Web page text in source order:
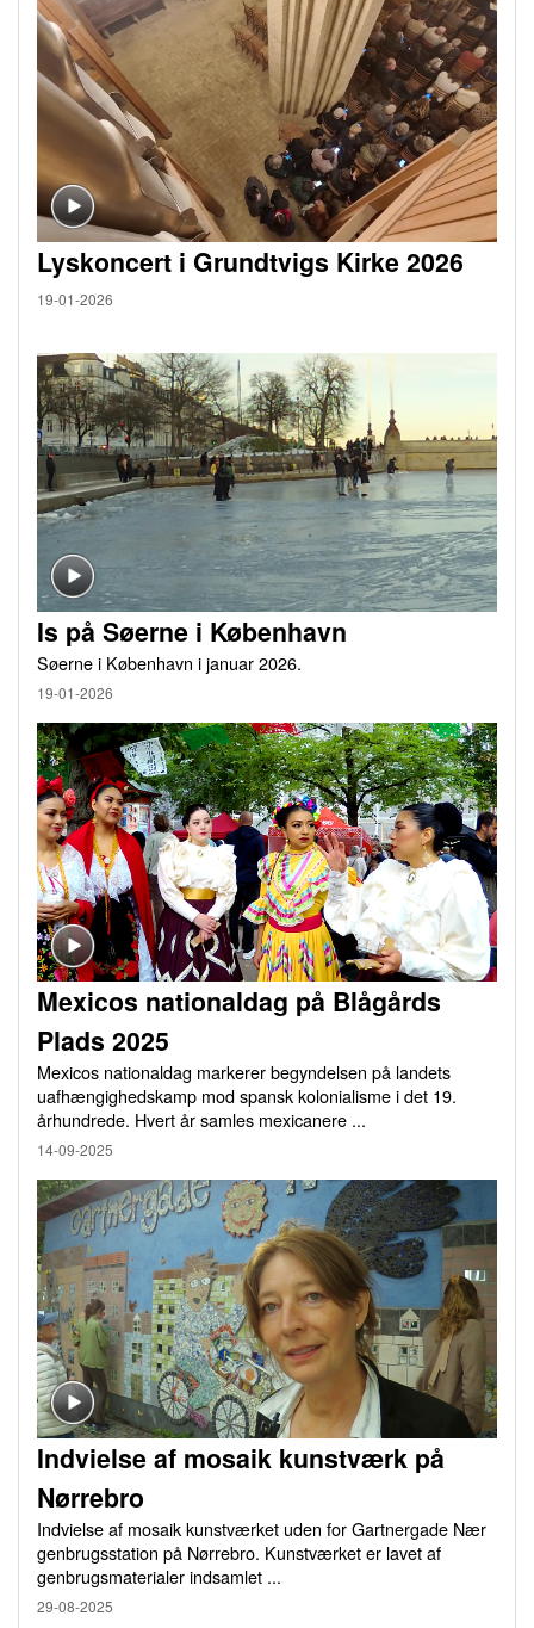
Lyskoncert i Grundtvigs Kirke 2026
19-01-2026
Is på Søerne i København
Søerne i København i januar 2026.
19-01-2026
Mexicos nationaldag på Blågårds
Plads 2025
Mexicos nationaldag markerer begyndelsen på landets
uafhængighedskamp mod spansk kolonialisme i det 19.
århundrede. Hvert år samles mexicanere ...
14-09-2025
Indvielse af mosaik kunstværk på
Nørrebro
Indvielse af mosaik kunstværket uden for Gartnergade Nær
genbrugsstation på Nørrebro. Kunstværket er lavet af
genbrugsmaterialer indsamlet ...
29-08-2025